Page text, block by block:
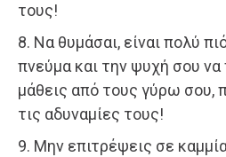
τους!
8. Να θυμάσαι, είναι πολύ
πνεύμα και την ψυχή σου
μάθεις από τους γύρω σου,
τις αδυναμίες τους!
9. Μην επιτρέψεις σε